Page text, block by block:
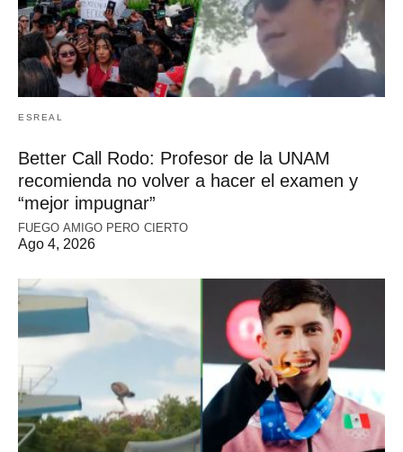
ESREAL
Better Call Rodo: Profesor de la UNAM
recomienda no volver a hacer el examen y
“mejor impugnar”
FUEGO AMIGO PERO CIERTO
Ago 4, 2026